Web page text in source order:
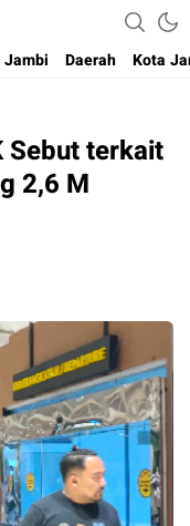
Daerah Kota
Sebut terkait
2,6 M